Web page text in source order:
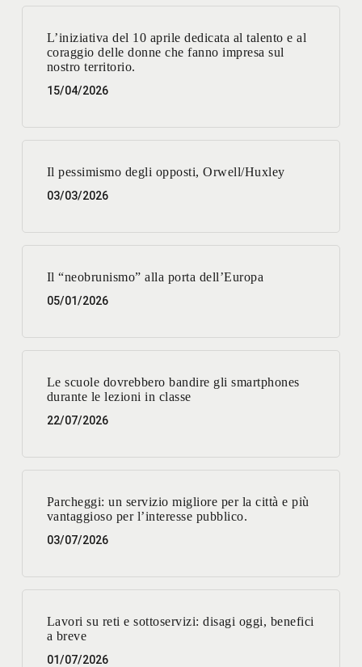
L’iniziativa del 10 aprile dedicata al talento e al
coraggio delle donne che fanno impresa sul
nostro territorio.
15/04/2026
Il pessimismo degli opposti, Orwell/Huxley
03/03/2026
Il “neobrunismo” alla porta dell’Europa
05/01/2026
Le scuole dovrebbero bandire gli smartphones
durante le lezioni in classe
22/07/2026
Parcheggi: un servizio migliore per la città e più
vantaggioso per l’interesse pubblico.
03/07/2026
Lavori su reti e sottoservizi: disagi oggi, benefici
a breve
01/07/2026